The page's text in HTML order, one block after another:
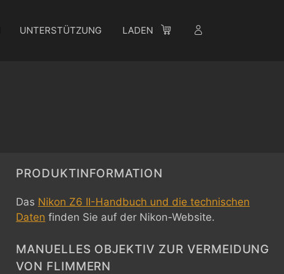
UNTERSTÜTZUNG LADEN
PRODUKTINFORMATION
Das Nikon Z6 II-Handbuch und die technischen
Daten finden Sie auf der Nikon-Website.
MANUELLES OBJEKTIV ZUR VERMEIDUNG
VON FLIMMERN